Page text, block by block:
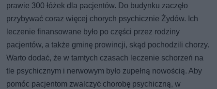
prawie 300 łóżek dla pacjentów. Do budynku zaczęło
przybywać coraz więcej chorych psychicznie Żydów. Ich
leczenie finansowane było po części przez rodziny
pacjentów, a także gminę prowincji, skąd pochodzili chorzy.
Warto dodać, że w tamtych czasach leczenie schorzeń na
tle psychicznym i nerwowym było zupełną nowością. Aby
pomóc pacjentom zwalczyć chorobę psychiczną, w